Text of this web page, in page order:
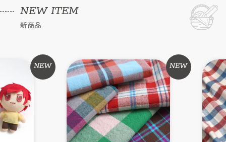
NEW ITEM
新商品
NEW NEW